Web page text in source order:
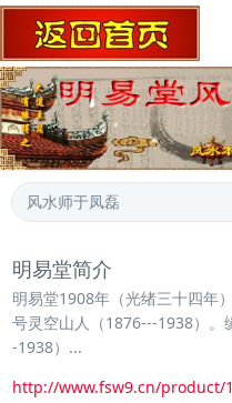
明易堂简介
明易堂1908年（光绪三十四年
号灵空山人（1876---1938）
-1938）...
http://www.fsw9.cn/product/